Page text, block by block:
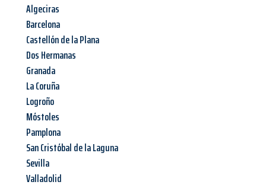
Algeciras
Barcelona
Castellón de la Plana
Dos Hermanas
Granada
La Coruña
Logroño
Móstoles
Pamplona
San Cristóbal de la Laguna
Sevilla
Valladolid